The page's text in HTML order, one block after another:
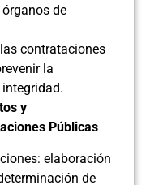
de
contrataciones
la
y
Públicas
elaboración
de